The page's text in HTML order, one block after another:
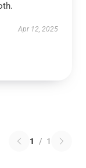
Apr 12, 2025
1 / 1